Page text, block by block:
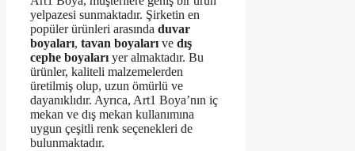
yelpazesi sunmaktadır. Şirketin en
popüler ürünleri arasında duvar
boyaları, tavan boyaları ve dış
cephe boyaları yer almaktadır. Bu
ürünler, kaliteli malzemelerden
üretilmiş olup, uzun ömürlü ve
dayanıklıdır. Ayrıca, Art1 Boya’nın iç
mekan ve dış mekan kullanımına
uygun çeşitli renk seçenekleri de
bulunmaktadır.